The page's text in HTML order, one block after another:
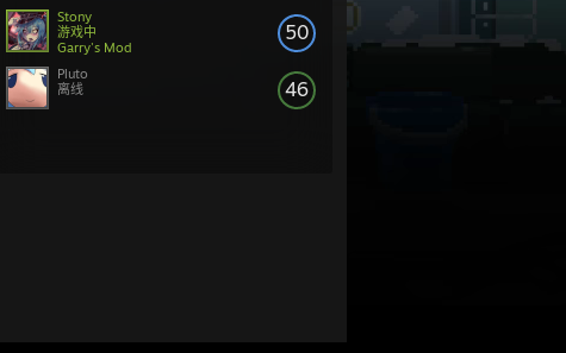
50
Stony
游戏中
Garry's Mod
46
Pluto
离线